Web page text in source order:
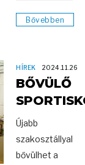
Bővebben
HÍREK 2024.11.26
BŐVÜLŐ
Újabb
szakosztállyal
bővülhet a